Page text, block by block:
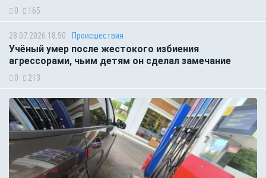
0 165
28.07.2026 18:50 Происшествия
Учёный умер после жестокого избиения
агрессорами, чьим детям он сделал замечание
0 213